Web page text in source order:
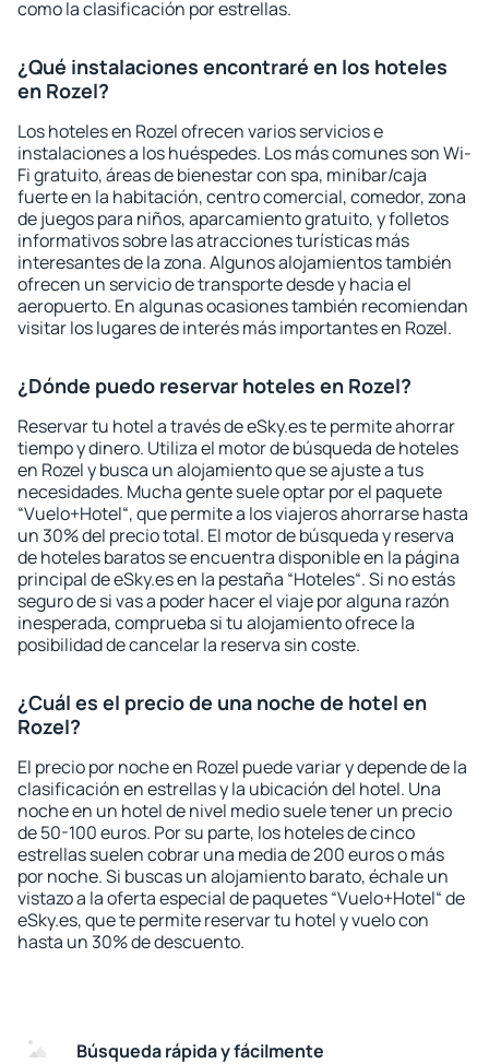
como la clasificación por estrellas.
¿Qué instalaciones encontraré en los hoteles
en Rozel?
Los hoteles en Rozel ofrecen varios servicios e
instalaciones a los huéspedes. Los más comunes son Wi-
Fi gratuito, áreas de bienestar con spa, minibar/caja
fuerte en la habitación, centro comercial, comedor, zona
de juegos para niños, aparcamiento gratuito, y folletos
informativos sobre las atracciones turísticas más
interesantes de la zona. Algunos alojamientos también
ofrecen un servicio de transporte desde y hacia el
aeropuerto. En algunas ocasiones también recomiendan
visitar los lugares de interés más importantes en Rozel.
¿Dónde puedo reservar hoteles en Rozel?
Reservar tu hotel a través de eSky.es te permite ahorrar
tiempo y dinero. Utiliza el motor de búsqueda de hoteles
en Rozel y busca un alojamiento que se ajuste a tus
necesidades. Mucha gente suele optar por el paquete
“Vuelo+Hotel“, que permite a los viajeros ahorrarse hasta
un 30% del precio total. El motor de búsqueda y reserva
de hoteles baratos se encuentra disponible en la página
principal de eSky.es en la pestaña “Hoteles“. Si no estás
seguro de si vas a poder hacer el viaje por alguna razón
inesperada, comprueba si tu alojamiento ofrece la
posibilidad de cancelar la reserva sin coste.
¿Cuál es el precio de una noche de hotel en
Rozel?
El precio por noche en Rozel puede variar y depende de la
clasificación en estrellas y la ubicación del hotel. Una
noche en un hotel de nivel medio suele tener un precio
de 50-100 euros. Por su parte, los hoteles de cinco
estrellas suelen cobrar una media de 200 euros o más
por noche. Si buscas un alojamiento barato, échale un
vistazo a la oferta especial de paquetes “Vuelo+Hotel“ de
eSky.es, que te permite reservar tu hotel y vuelo con
hasta un 30% de descuento.
Búsqueda rápida y fácilmente